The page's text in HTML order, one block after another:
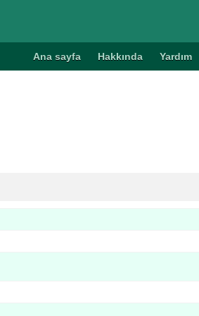
Ana sayfa Hakkında Yardım